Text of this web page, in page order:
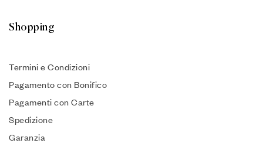
Shopping
Termini e Condizioni
Pagamento con Bonifico
Pagamenti con Carte
Spedizione
Garanzia